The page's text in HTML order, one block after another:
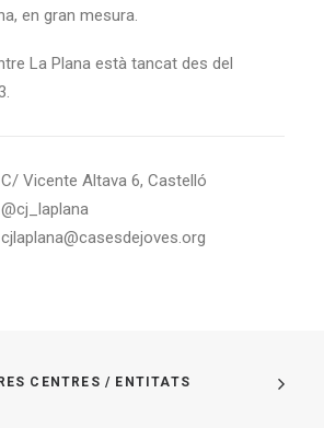
en gran mesura.
La Plana està tancat des del
C/ Vicente Altava 6, Castelló
@cj_laplana
cjlaplana@casesdejoves.org
CENTRES / ENTITATS